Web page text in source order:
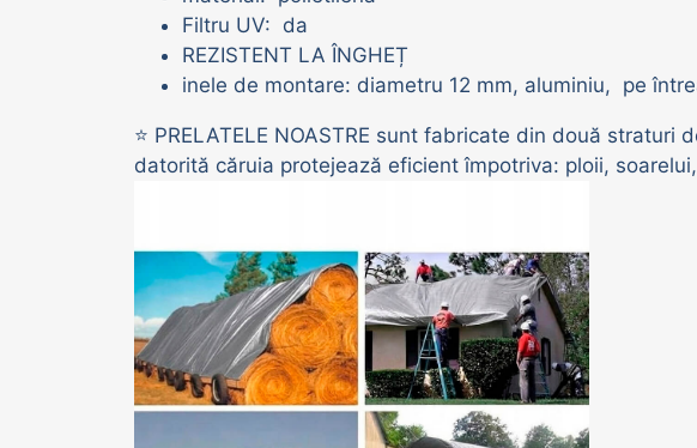
Filtru UV: da
REZISTENT LA ÎNGHEȚ
inele de montare: diametru 12 mm, aluminiu, pe
⭐ PRELATELE NOASTRE sunt fabricate din două
datorită căruia protejează eficient împotriva: ploii,